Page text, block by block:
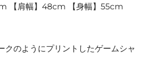
【肩幅】48cm 【身幅】55cm
クのようにプリントしたゲームシャ